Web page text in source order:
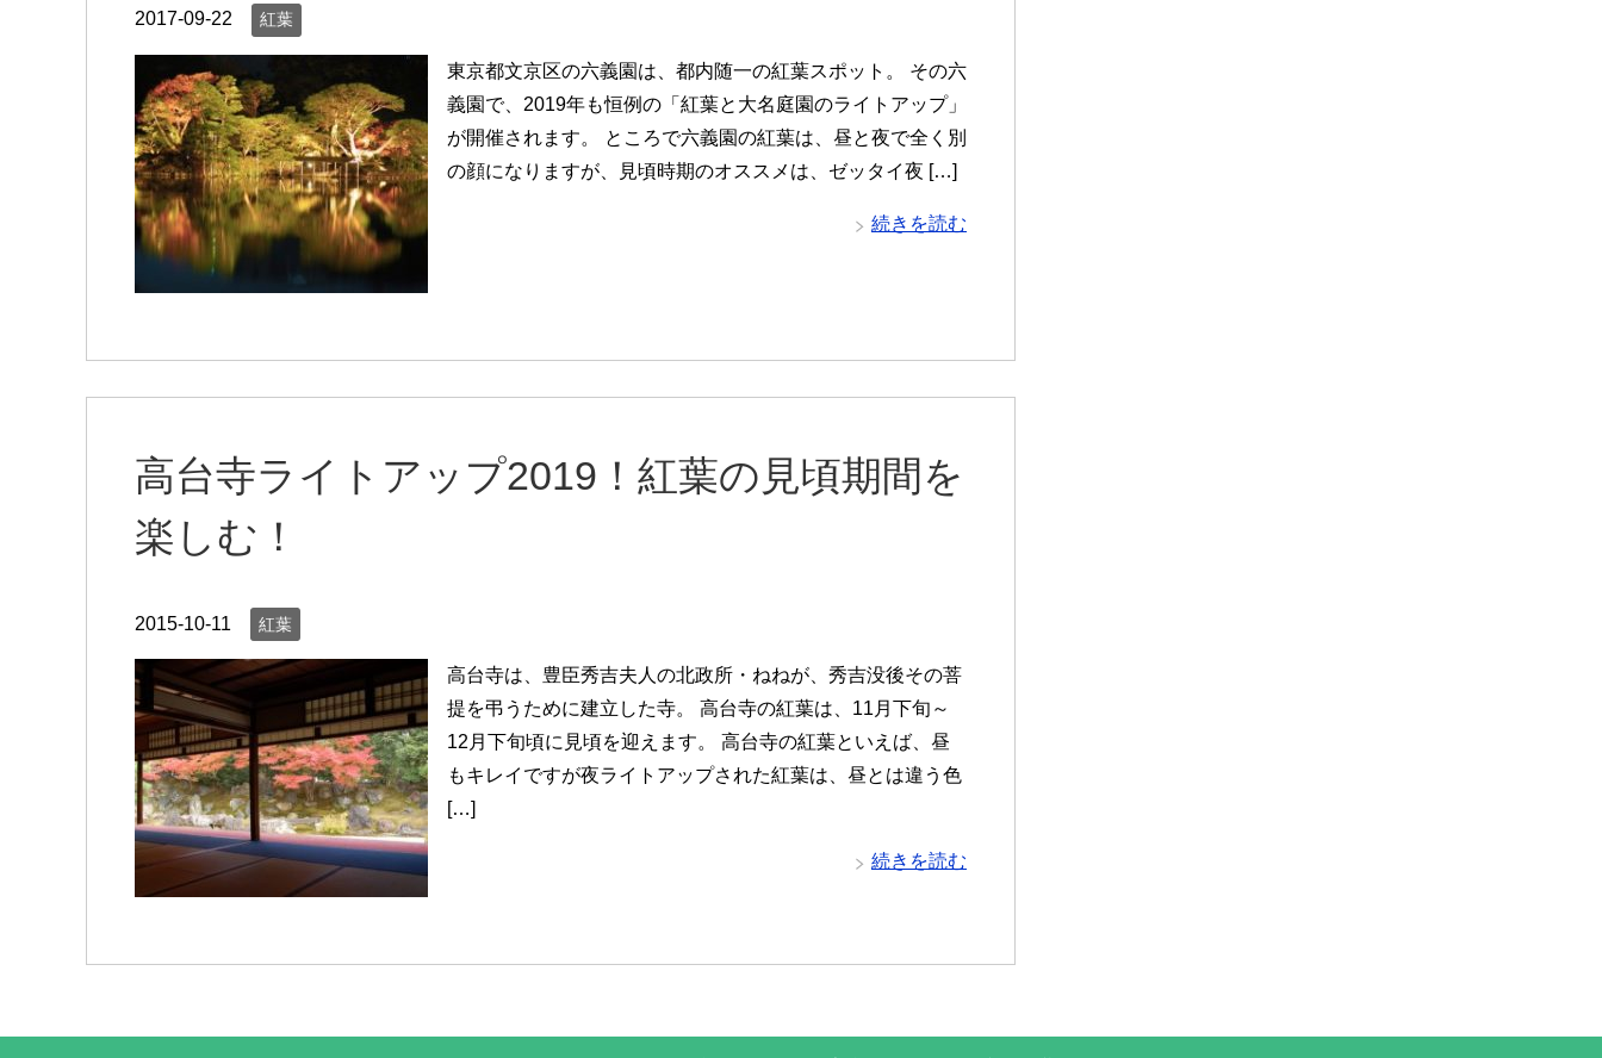
2017-09-22 紅葉
東京都文京区の六義園は、都内随一の紅葉スポット。 その六
義園で、2019年も恒例の「紅葉と大名庭園のライトアップ」
が開催されます。 ところで六義園の紅葉は、昼と夜で全く別
の顔になりますが、見頃時期のオススメは、ゼッタイ夜 […]
続きを読む
高台寺ライトアップ2019！紅葉の見頃期間を
楽しむ！
2015-10-11 紅葉
高台寺は、豊臣秀吉夫人の北政所・ねねが、秀吉没後その菩
提を弔うために建立した寺。 高台寺の紅葉は、11月下旬～
12月下旬頃に見頃を迎えます。 高台寺の紅葉といえば、昼
もキレイですが夜ライトアップされた紅葉は、昼とは違う色
[…]
続きを読む